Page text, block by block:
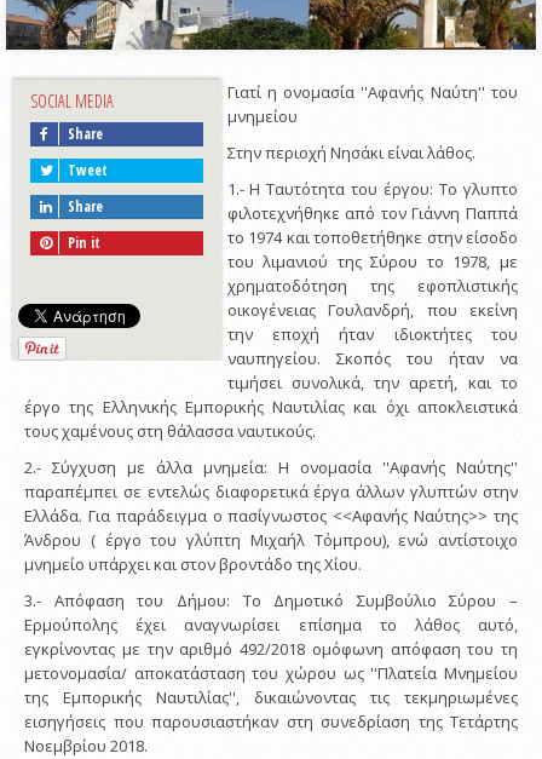
SOCIAL MEDIA
Share
Tweet
Share
Pin it
Γιατί η ονομασία ''Αφανής Ναύτη'' του
μνημείου
Στην περιοχή Νησάκι είναι λάθος.
1.- Η Ταυτότητα του έργου: Το γλυπτο
φιλοτεχνήθηκε από τον Γιάννη Παππά
το 1974 και τοποθετήθηκε στην είσοδο
του λιμανιού της Σύρου το 1978, με
χρηματοδότηση της εφοπλιστικής
οικογένειας Γουλανδρή, που εκείνη
την εποχή ήταν ιδιοκτήτες του
ναυπηγείου. Σκοπός του ήταν να
τιμήσει συνολικά, την αρετή, και το
έργο της Ελληνικής Εμπορικής Ναυτιλίας και όχι αποκλειστικά
τους χαμένους στη θάλασσα ναυτικούς.
2.- Σύγχυση με άλλα μνημεία: Η ονομασία ''Αφανής Ναύτης''
παραπέμπει σε εντελώς διαφορετικά έργα άλλων γλυπτών στην
Ελλάδα. Για παράδειγμα ο πασίγνωστος <<Αφανής Ναύτης>> της
Άνδρου ( έργο του γλύπτη Μιχαήλ Τόμπρου), ενώ αντίστοιχο
μνημείο υπάρχει και στον βροντάδο της Χίου.
3.- Απόφαση του Δήμου: Το Δημοτικό Συμβούλιο Σύρου –
Ερμούπολης έχει αναγνωρίσει επίσημα το λάθος αυτό,
εγκρίνοντας με την αριθμό 492/2018 ομόφωνη απόφαση του τη
μετονομασία/ αποκατάσταση του χώρου ως ''Πλατεία Μνημείου
της Εμπορικής Ναυτιλίας'', δικαιώνοντας τις τεκμηριωμένες
εισηγήσεις που παρουσιαστήκαν στη συνεδρίαση της Τετάρτης
Νοεμβρίου 2018.